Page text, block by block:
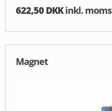
622,50 DKK inkl. moms
Magnet